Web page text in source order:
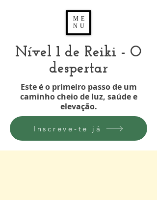
ME
NU
Nível 1 de Reiki - O
despertar
Este é o primeiro passo de um
caminho cheio de luz, saúde e
elevação.
Inscreve-te já